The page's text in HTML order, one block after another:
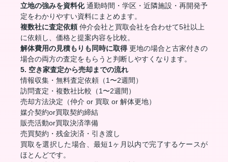
立地の強みを資料化通勤時間・学区・近隣施設・再開発予
定をわかりやすい資料にまとめます。
複数社に査定依頼 仲介会社と買取会社を合わせて5社以上
に依頼し、価格と提案内容を比較。
解体費用の見積もりも同時に取得 更地の場合と古家付きの
場合の両方の査定をもらうと判断しやすくなります。
5. 空き家査定から売却までの流れ
情報収集・無料査定依頼（1〜2週間）
訪問査定・複数社比較（1〜2週間）
売却方法決定（仲介 or 買取 or 解体更地）
媒介契約or買取契約締結
販売活動or買取決済準備
売買契約・残金決済・引き渡し
買取を選択した場合、最短1ヶ月以内で完了するケースが
ほとんどです。